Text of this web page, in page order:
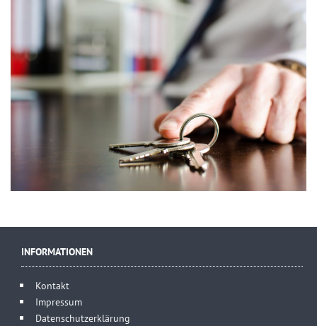
INFORMATIONEN
Kontakt
Impressum
Datenschutzerklärung